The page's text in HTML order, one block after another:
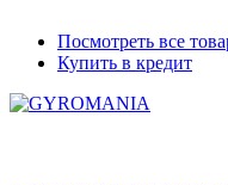
Посмотреть все
Купить в кредит